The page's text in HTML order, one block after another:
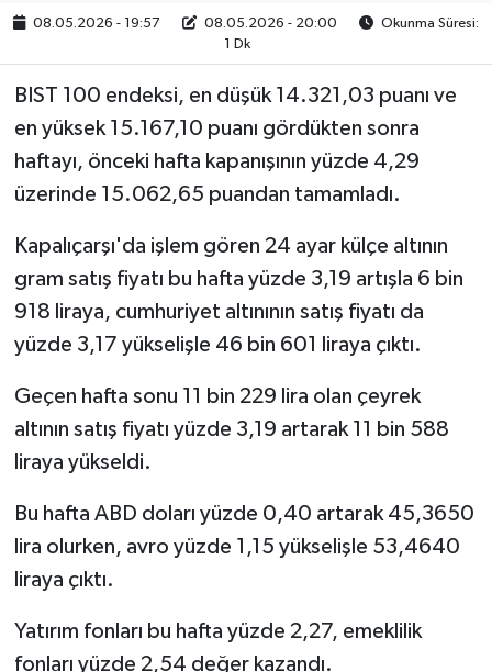
08.05.2026 - 19:57 08.05.2026 - 20:00
Okunma Süresi:
1 Dk
BIST 100 endeksi, en düşük 14.321,03 puanı ve
en yüksek 15.167,10 puanı gördükten sonra
haftayı, önceki hafta kapanışının yüzde 4,29
üzerinde 15.062,65 puandan tamamladı.
Kapalıçarşı'da işlem gören 24 ayar külçe altının
gram satış fiyatı bu hafta yüzde 3,19 artışla 6 bin
918 liraya, cumhuriyet altınının satış fiyatı da
yüzde 3,17 yükselişle 46 bin 601 liraya çıktı.
Geçen hafta sonu 11 bin 229 lira olan çeyrek
altının satış fiyatı yüzde 3,19 artarak 11 bin 588
liraya yükseldi.
Bu hafta ABD doları yüzde 0,40 artarak 45,3650
lira olurken, avro yüzde 1,15 yükselişle 53,4640
liraya çıktı.
Yatırım fonları bu hafta yüzde 2,27, emeklilik
fonları yüzde 2,54 değer kazandı.